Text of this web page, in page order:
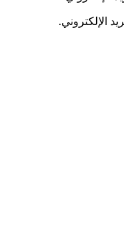
الإلكتروني.